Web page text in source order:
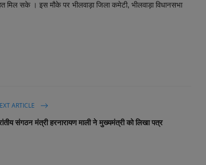
सके । इस मौके पर भीलवाड़ा जिला कमेटी, भीलवाड़ा विधानसभा
ARTICLE
संगठन मंत्री हरनारायण माली ने मुख्यमंत्री को लिखा पत्र